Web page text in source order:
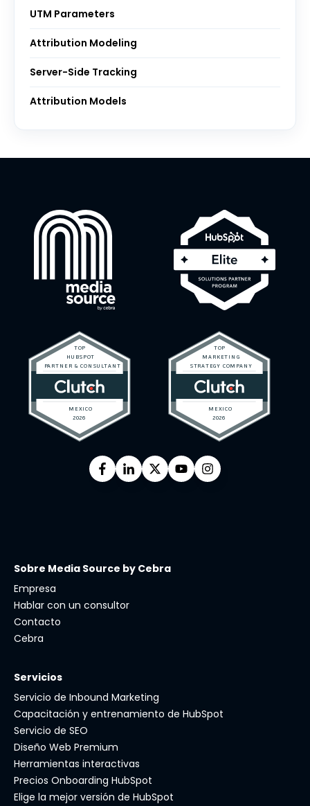
UTM Parameters
Attribution Modeling
Server-Side Tracking
Attribution Models
Sobre Media Source by Cebra
Empresa
Hablar con un consultor
Contacto
Cebra
Servicios
Servicio de Inbound Marketing
Capacitación y entrenamiento de HubSpot
Servicio de SEO
Diseño Web Premium
Herramientas interactivas
Precios Onboarding HubSpot
Elige la mejor versión de HubSpot